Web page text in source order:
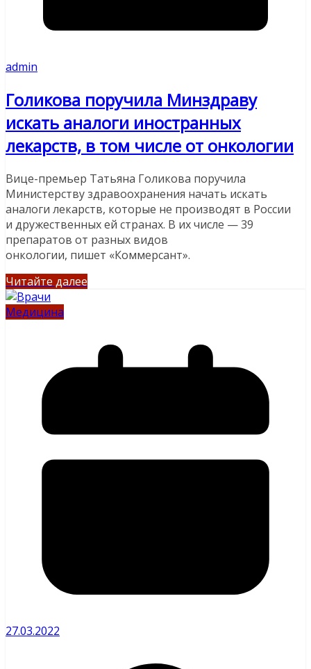
admin
Голикова поручила Минздраву
искать аналоги иностранных
лекарств, в том числе от онкологии
Вице-премьер Татьяна Голикова поручила
Министерству здравоохранения начать искать
аналоги лекарств, которые не производят в России
и дружественных ей странах. В их числе — 39
препаратов от разных видов
онкологии, пишет «Коммерсант».
Читайте далее
Медицина
27.03.2022